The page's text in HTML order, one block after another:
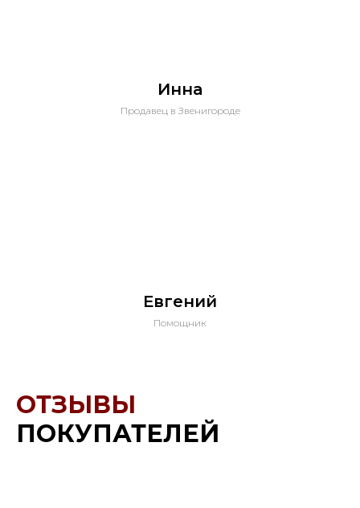
Инна
Продавец в Звенигороде
Евгений
Помощник
ОТЗЫВЫ
ПОКУПАТЕЛЕЙ